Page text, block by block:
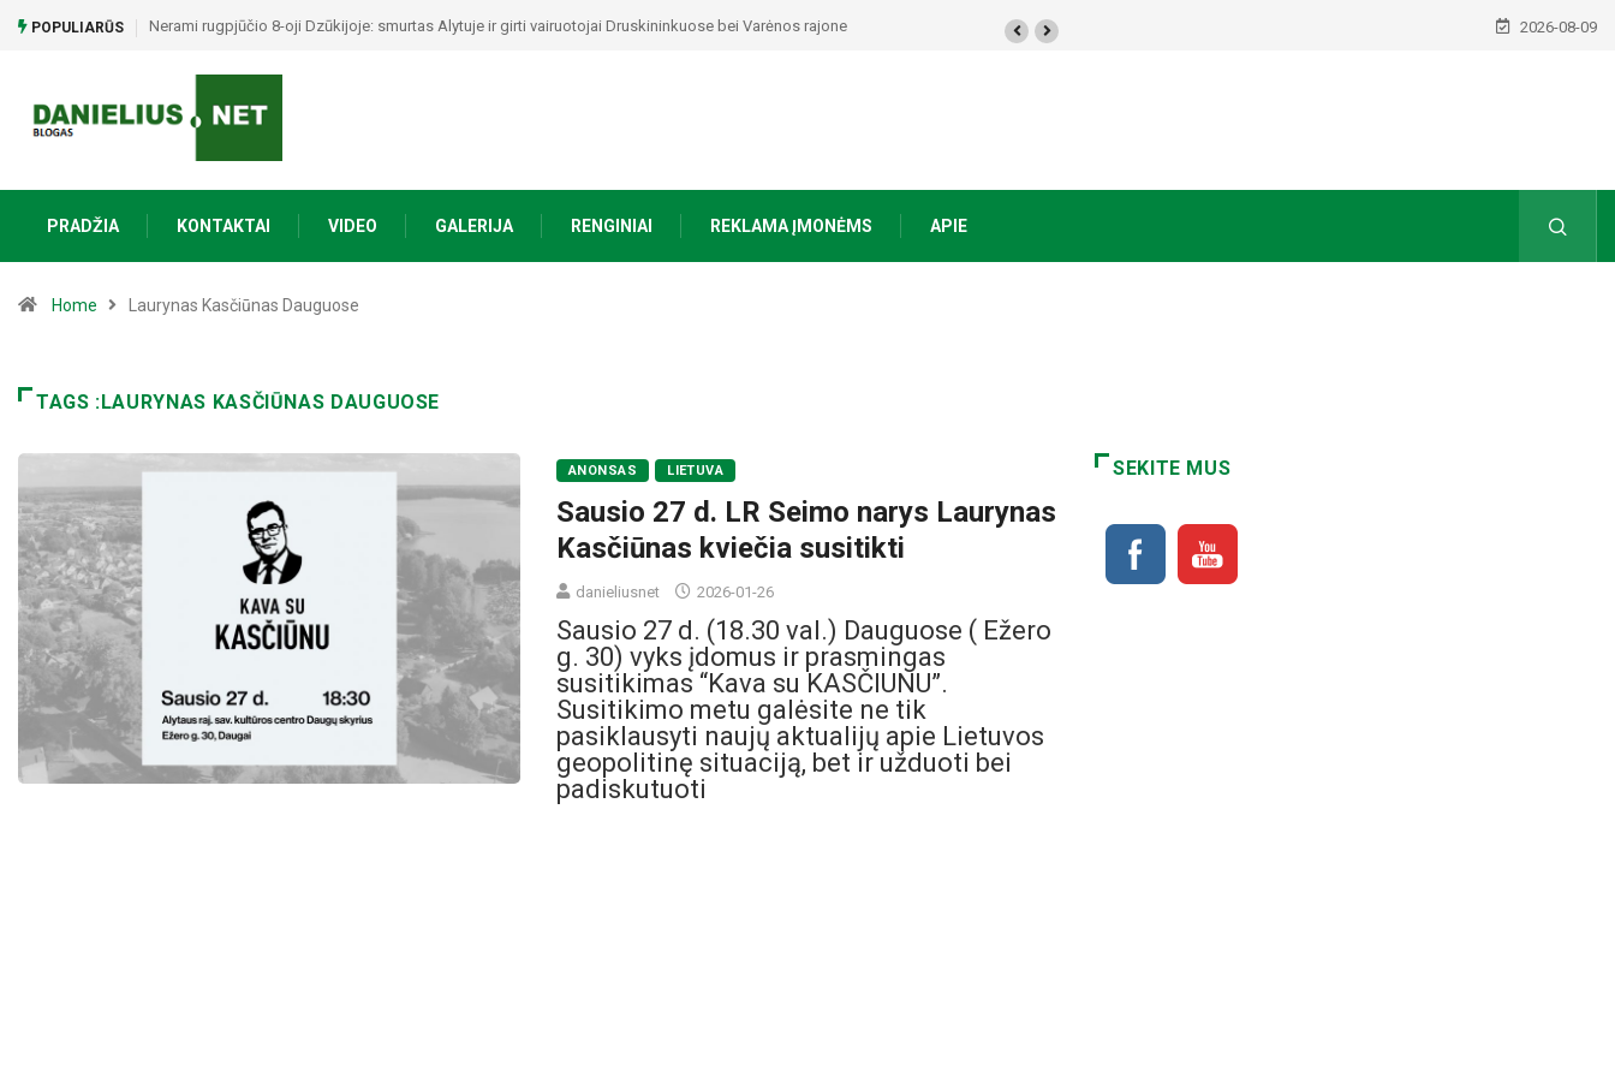
POPULIARŪS Nerami rugpjūčio 8-oji Dzūkijoje: smurtas Alytuje ir girti vairuotojai Druskininkuose bei Varėnos rajone 2026-08-09
PRADŽIA KONTAKTAI VIDEO GALERIJA RENGINIAI REKLAMA ĮMONĖMS APIE
Home Laurynas Kasčiūnas Dauguose
TAGS :LAURYNAS KASČIŪNAS DAUGUOSE
ANONSAS LIETUVA
Sausio 27 d. LR Seimo narys Laurynas
Kasčiūnas kviečia susitikti
danieliusnet 2026-01-26
Sausio 27 d. (18.30 val.) Dauguose ( Ežero
g. 30) vyks įdomus ir prasmingas
susitikimas “Kava su KASČIUNU”.
Susitikimo metu galėsite ne tik
pasiklausyti naujų aktualijų apie Lietuvos
geopolitinę situaciją, bet ir užduoti bei
padiskutuoti
SEKITE MUS